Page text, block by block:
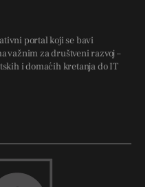
portal koji se bavi
važnim za društveni razvoj –
i domaćih kretanja do IT